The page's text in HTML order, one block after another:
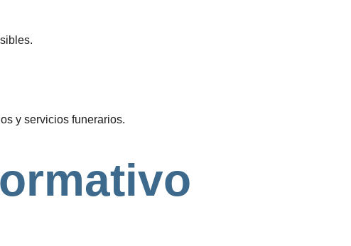
y servicios funerarios.